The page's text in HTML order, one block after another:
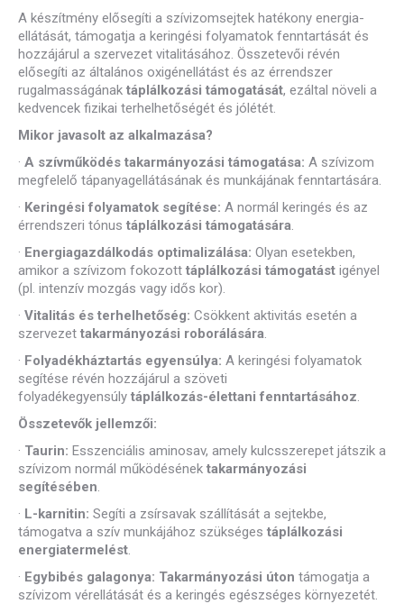
A készítmény elősegíti a szívizomsejtek hatékony energia-
ellátását, támogatja a keringési folyamatok fenntartását és
hozzájárul a szervezet vitalitásához. Összetevői révén
elősegíti az általános oxigénellátást és az érrendszer
rugalmasságának táplálkozási támogatását, ezáltal növeli a
kedvencek fizikai terhelhetőségét és jólétét.
Mikor javasolt az alkalmazása?
· A szívműködés takarmányozási támogatása: A szívizom
megfelelő tápanyagellátásának és munkájának fenntartására.
· Keringési folyamatok segítése: A normál keringés és az
érrendszeri tónus táplálkozási támogatására
· Energiagazdálkodás optimalizálása: Olyan esetekben,
amikor a szívizom fokozott táplálkozási támogatást igényel
(pl. intenzív mozgás vagy idős kor).
· Vitalitás és terhelhetőség: Csökkent aktivitás esetén a
szervezet takarmányozási roborálására
· Folyadékháztartás egyensúlya: A keringési folyamatok
segítése révén hozzájárul a szöveti
folyadékegyensúly táplálkozás-élettani fenntartásához
Összetevők jellemzői:
· Taurin: Esszenciális aminosav, amely kulcsszerepet játszik a
szívizom normál működésének takarmányozási
segítésében
· L-karnitin: Segíti a zsírsavak szállítását a sejtekbe,
támogatva a szív munkájához szükséges táplálkozási
energiatermelést
· Egybibés galagonya: Takarmányozási úton támogatja a
szívizom vérellátását és a keringés egészséges környezetét.